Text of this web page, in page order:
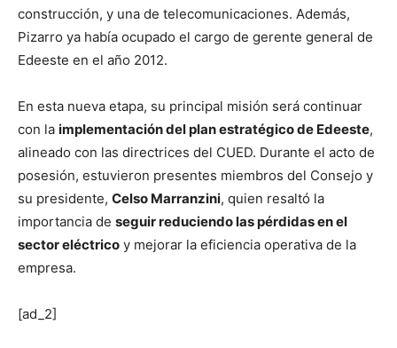
construcción, y una de telecomunicaciones. Además,
Pizarro ya había ocupado el cargo de gerente general de
Edeeste en el año 2012.
En esta nueva etapa, su principal misión será continuar
con la implementación del plan estratégico de Edeeste,
alineado con las directrices del CUED. Durante el acto de
posesión, estuvieron presentes miembros del Consejo y
su presidente, Celso Marranzini, quien resaltó la
importancia de seguir reduciendo las pérdidas en el
sector eléctrico y mejorar la eficiencia operativa de la
empresa.
[ad_2]